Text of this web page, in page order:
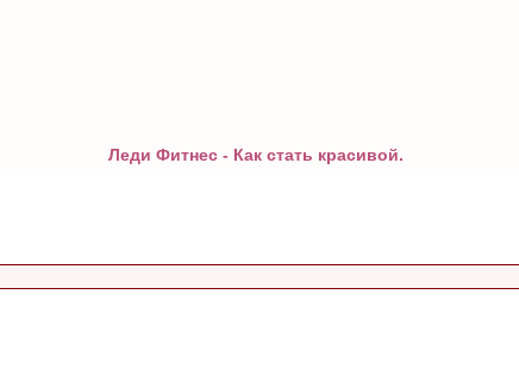
Леди Фитнес - Как стать красивой.